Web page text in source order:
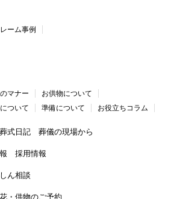
ーム事例
マナー
お供物について
ついて 準備について お役立ちコラム
式日記 葬儀の現場から
採用情報
ん相談
・供物のご予約